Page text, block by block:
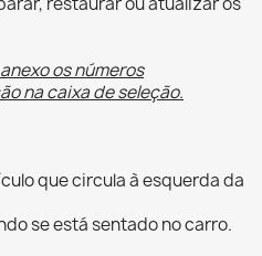
os números
na caixa de seleção.
que circula à esquerda da
se está sentado no carro.